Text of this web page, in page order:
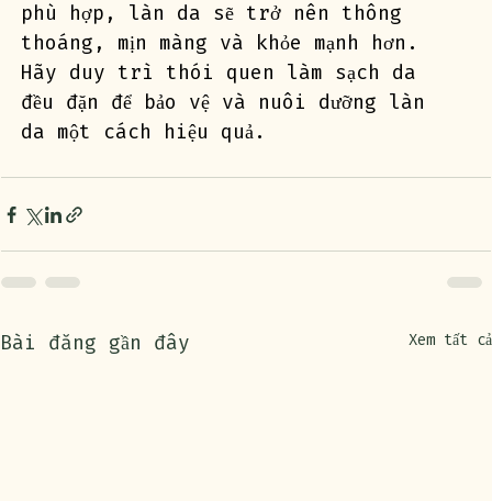
phù hợp, làn da sẽ trở nên thông
thoáng, mịn màng và khỏe mạnh hơn.
Hãy duy trì thói quen làm sạch da
đều đặn để bảo vệ và nuôi dưỡng làn
da một cách hiệu quả.
Bài đăng gần đây Xem tất cả